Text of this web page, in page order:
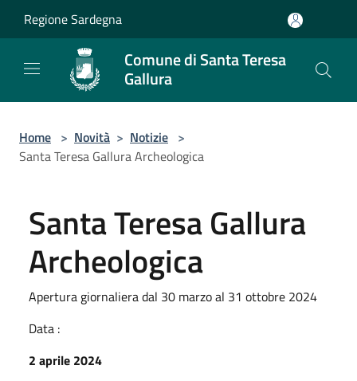
Regione Sardegna
Comune di Santa Teresa
Gallura
Home > Novità > Notizie >
Santa Teresa Gallura Archeologica
Santa Teresa Gallura
Archeologica
Apertura giornaliera dal 30 marzo al 31 ottobre 2024
Data :
2 aprile 2024